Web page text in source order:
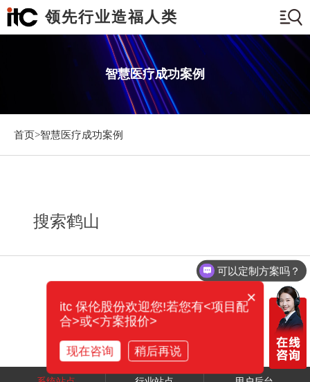
领先行业造福人类
智慧医疗成功案例
首页>智慧医疗成功案例
搜索鹤山
可以定制方案吗？
×
itc 保伦股份欢迎您!若您有<项目配
合>或<方案报价>
现在咨询 稍后再说